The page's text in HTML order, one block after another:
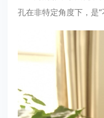
孔在非特定角度下，是“